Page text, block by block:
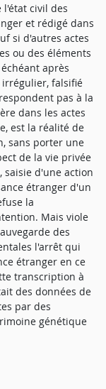
l'état civil des
et rédigé dans
si d'autres actes
ou des éléments
après
falsifié
pas à la
dans les actes
est la réalité de
sans porter une
de la vie privée
d'une action
étranger d'un
la
Mais viole
des
l'arrêt qui
étranger en ce
transcription à
des données de
par des
génétique